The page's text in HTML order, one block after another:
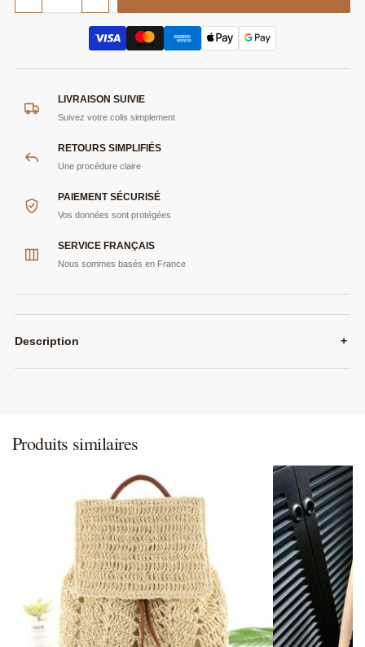
LIVRAISON SUIVIE
Suivez votre colis simplement
RETOURS SIMPLIFIÉS
Une procédure claire
PAIEMENT SÉCURISÉ
Vos données sont protégées
SERVICE FRANÇAIS
Nous sommes basés en France
Description +
Produits similaires